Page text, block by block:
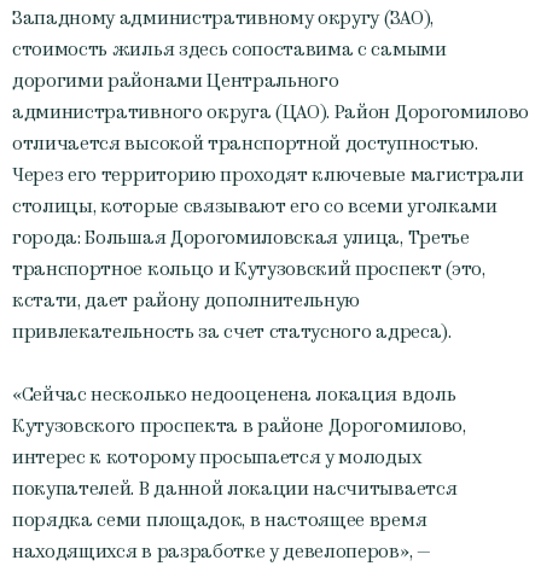
Западному административному округу (ЗАО),
стоимость жилья здесь сопоставима с самыми
дорогими районами Центрального
административного округа (ЦАО). Район Дорогомилово
отличается высокой транспортной доступностью.
Через его территорию проходят ключевые магистрали
столицы, которые связывают его со всеми уголками
города: Большая Дорогомиловская улица, Третье
транспортное кольцо и Кутузовский проспект (это,
кстати, дает району дополнительную
привлекательность за счет статусного адреса).
«Сейчас несколько недооценена локация вдоль
Кутузовского проспекта в районе Дорогомилово,
интерес к которому просыпается у молодых
покупателей. В данной локации насчитывается
порядка семи площадок, в настоящее время
находящихся в разработке у девелоперов», —